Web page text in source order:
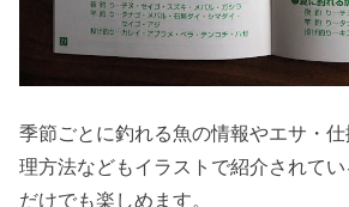
季節ごとに釣れる魚の情報やエサ・
理方法などもイラストで紹介されて
だけでも楽しめます。